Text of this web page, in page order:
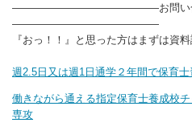
――――――――――――――お問い
――――――――――――――
『おっ！！』と思った方はまずは資
週2.5日又は週1日通学２年間で保育士
働きながら通える指定保育士養成校
専攻